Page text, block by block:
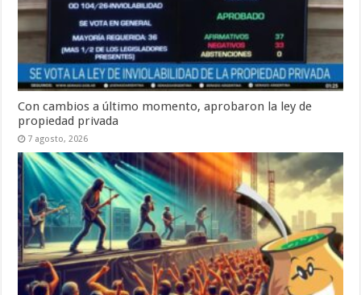
Con cambios a último momento, aprobaron la ley de
propiedad privada
7 agosto, 2026